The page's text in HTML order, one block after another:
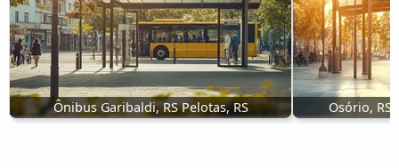
Ônibus Garibaldi, RS Pelotas, RS Osório, RS